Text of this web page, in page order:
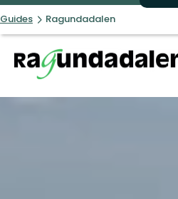
Guides Ragundadalen